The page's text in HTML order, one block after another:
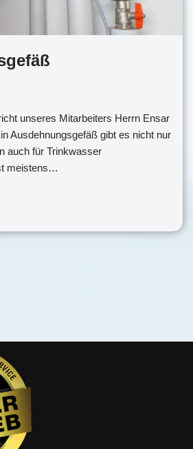
unseres Mitarbeiters Herrn Ensar
Ausdehnungsgefäß gibt es nicht nur
auch für Trinkwasser
meistens…